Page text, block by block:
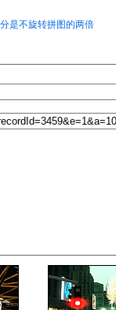
是不旋转拼图的两倍